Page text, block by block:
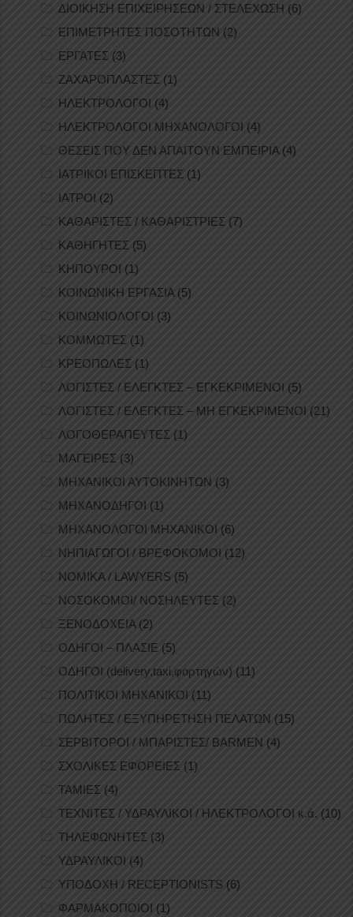
ΔΙΟΙΚΗΣΗ ΕΠΙΧΕΙΡΗΣΕΩΝ / ΣΤΕΛΕΧΩΣΗ (6)
ΕΠΙΜΕΤΡΗΤΕΣ ΠΟΣΟΤΗΤΩΝ (2)
ΕΡΓΑΤΕΣ (3)
ΖΑΧΑΡΟΠΛΑΣΤΕΣ (1)
ΗΛΕΚΤΡΟΛΟΓΟΙ (4)
ΗΛΕΚΤΡΟΛΟΓΟΙ ΜΗΧΑΝΟΛΟΓΟΙ (4)
ΘΕΣΕΙΣ ΠΟΥ ΔΕΝ ΑΠΑΙΤΟΥΝ ΕΜΠΕΙΡΙΑ(4)
ΙΑΤΡΙΚΟΙ ΕΠΙΣΚΕΠΤΕΣ (1)
ΙΑΤΡΟΙ (2)
ΚΑΘΑΡΙΣΤΕΣ / ΚΑΘΑΡΙΣΤΡΙΕΣ (7)
ΚΑΘΗΓΗΤΕΣ (5)
ΚΗΠΟΥΡΟΙ (1)
ΚΟΙΝΩΝΙΚΗ ΕΡΓΑΣΙΑ(5)
ΚΟΙΝΩΝΙΟΛΟΓΟΙ (3)
ΚΟΜΜΩΤΕΣ (1)
ΚΡΕΟΠΩΛΕΣ (1)
ΛΟΓΙΣΤΕΣ / ΕΛΕΓΚΤΕΣ – ΕΓΚΕΚΡΙΜΕΝΟΙ (5)
ΛΟΓΙΣΤΕΣ / ΕΛΕΓΚΤΕΣ – ΜΗ ΕΓΚΕΚΡΙΜΕΝΟΙ (21)
ΛΟΓΟΘΕΡΑΠΕΥΤΕΣ (1)
ΜΑΓΕΙΡΕΣ (3)
ΜΗΧΑΝΙΚΟΙ ΑΥΤΟΚΙΝΗΤΩΝ (3)
ΜΗΧΑΝΟΔΗΓΟΙ (1)
ΜΗΧΑΝΟΛΟΓΟΙ ΜΗΧΑΝΙΚΟΙ (6)
ΝΗΠΙΑΓΩΓΟΙ / ΒΡΕΦΟΚΟΜΟΙ (12)
ΝΟΜΙΚΑ / LAWYERS (5)
ΝΟΣΟΚΟΜΟΙ/ ΝΟΣΗΛΕΥΤΕΣ (2)
ΞΕΝΟΔΟΧΕΙΑ(2)
ΟΔΗΓΟΙ – ΠΛΑΣΙΕ (5)
ΟΔΗΓΟΙ (delivery,taxi,φορτηγών) (11)
ΠΟΛΙΤΙΚΟΙ ΜΗΧΑΝΙΚΟΙ (11)
ΠΩΛΗΤΕΣ / ΕΞΥΠΗΡΕΤΗΣΗ ΠΕΛΑΤΩΝ (15)
ΣΕΡΒΙΤΟΡΟΙ / ΜΠΑΡΙΣΤΕΣ/ BARMEN (4)
ΣΧΟΛΙΚΕΣ ΕΦΟΡΕΙΕΣ (1)
ΤΑΜΙΕΣ (4)
ΤΕΧΝΙΤΕΣ / ΥΔΡΑΥΛΙΚΟΙ / ΗΛΕΚΤΡΟΛΟΓΟΙ κ.ά. (10)
ΤΗΛΕΦΩΝΗΤΕΣ (3)
ΥΔΡΑΥΛΙΚΟΙ (4)
ΥΠΟΔΟΧΗ / RECEPTIONISTS (6)
ΦΑΡΜΑΚΟΠΟΙΟΙ (1)